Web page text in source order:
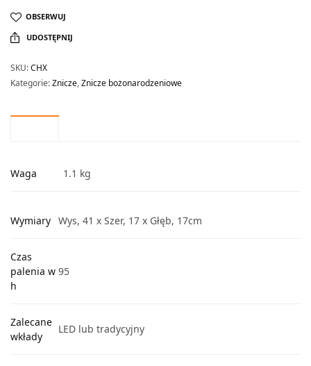
OBSERWUJ
UDOSTĘPNIJ
SKU:CHX
Kategorie:Znicze,Znicze bożonarodzeniowe
Waga 1.1 kg
Wymiary Wys, 41 x Szer, 17 x Głęb, 17cm
Czas
palenia w
h
95
Zalecane
wkłady
LED lub tradycyjny